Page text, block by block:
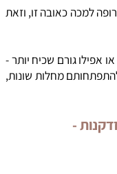
מחלות שונות
כאובה זו, וזאת
גורם שכיח יותר -
מחלות שונות,